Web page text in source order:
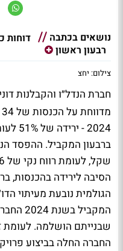
נושאים בכתבה דוחות
רבעון ראשון
צילום: יחצ
חברת הנדל״ו והקבלנות
הסיבה לירידה בהכנסות,
הגולמית נובעת מעיתוי
החברה החלה בביצוע